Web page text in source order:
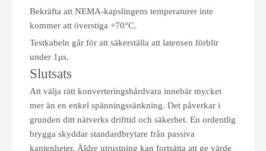
Bekräfta att NEMA-kapslingens temperaturer inte
kommer att överstiga +70°C.
Testkabeln går för att säkerställa att latensen förblir
under 1μs.
Slutsats
Att välja rätt konverteringshårdvara innebär mycket
mer än en enkel spänningssänkning. Det påverkar i
grunden ditt nätverks drifttid och säkerhet. En ordentlig
brygga skyddar standardbrytare från passiva
kantenheter. Äldre utrustning kan fortsätta att ge värde